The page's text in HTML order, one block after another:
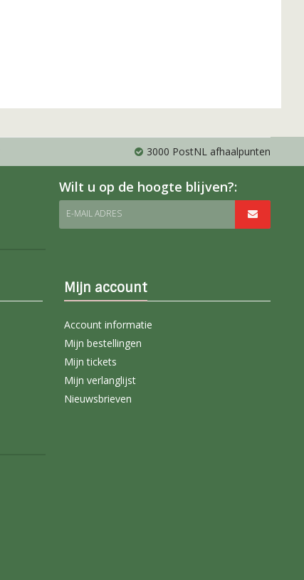
3000 PostNL afhaalpunten
Wilt u op de hoogte blijven?:
E-MAIL ADRES
Mijn account
Account informatie
Mijn bestellingen
Mijn tickets
Mijn verlanglijst
Nieuwsbrieven